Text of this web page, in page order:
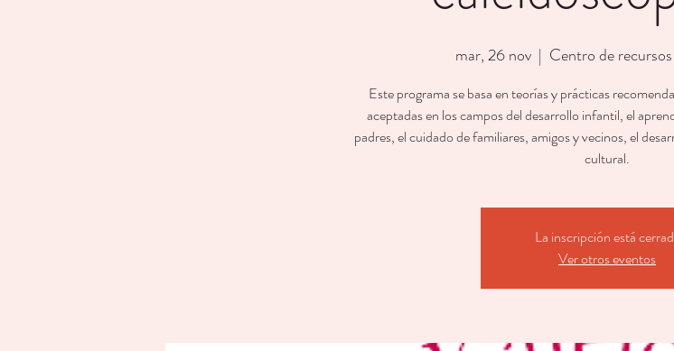
mar, 26 nov
  |
Centro de
Este programa se basa en teorías y prácticas
aceptadas en los campos del desarrollo infantil, el
padres, el cuidado de familiares, amigos y vecinos, el
cultural.
La inscripción está
Ver otros eventos